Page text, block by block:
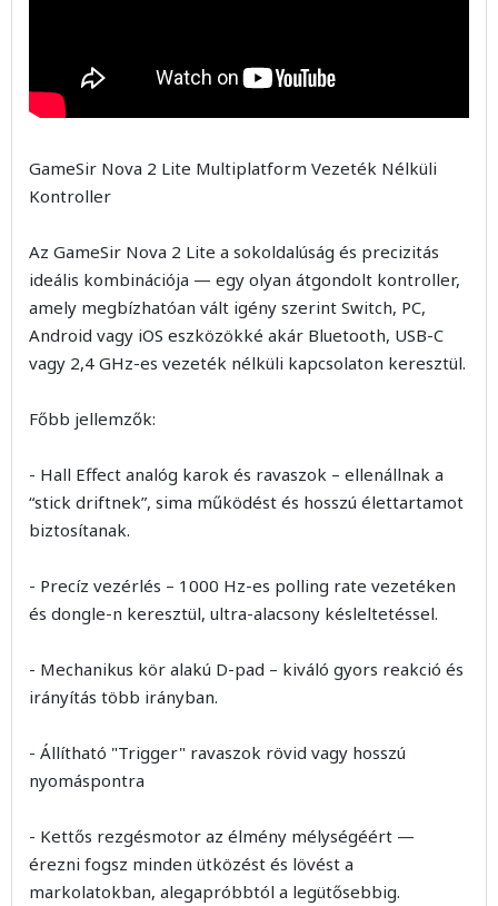
GameSir Nova 2 Lite Multiplatform Vezeték Nélküli
Kontroller
Az GameSir Nova 2 Lite a sokoldalúság és precizitás
ideális kombinációja — egy olyan átgondolt kontroller,
amely megbízhatóan vált igény szerint Switch, PC,
Android vagy iOS eszközökké akár Bluetooth, USB-C
vagy 2,4 GHz-es vezeték nélküli kapcsolaton keresztül.
Főbb jellemzők:
- Hall Effect analóg karok és ravaszok – ellenállnak a
“stick driftnek”, sima működést és hosszú élettartamot
biztosítanak.
- Precíz vezérlés – 1000 Hz-es polling rate vezetéken
és dongle-n keresztül, ultra-alacsony késleltetéssel.
- Mechanikus kör alakú D-pad – kiváló gyors reakció és
irányítás több irányban.
- Állítható "Trigger" ravaszok rövid vagy hosszú
nyomáspontra
- Kettős rezgésmotor az élmény mélységéért —
érezni fogsz minden ütközést és lövést a
markolatokban, alegapróbbtól a legütősebbig.